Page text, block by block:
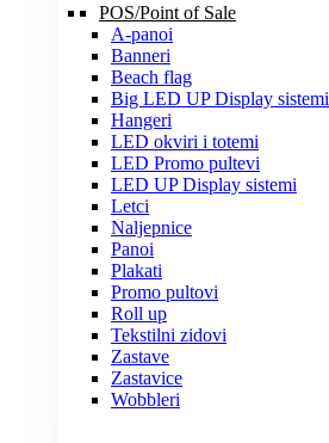
POS/Point of Sale
A-panoi
Banneri
Beach flag
Big LED UP Display sistemi
Hangeri
LED okviri i totemi
LED Promo pultevi
LED UP Display sistemi
Letci
Naljepnice
Panoi
Plakati
Promo pultovi
Roll up
Tekstilni zidovi
Zastave
Zastavice
Wobbleri